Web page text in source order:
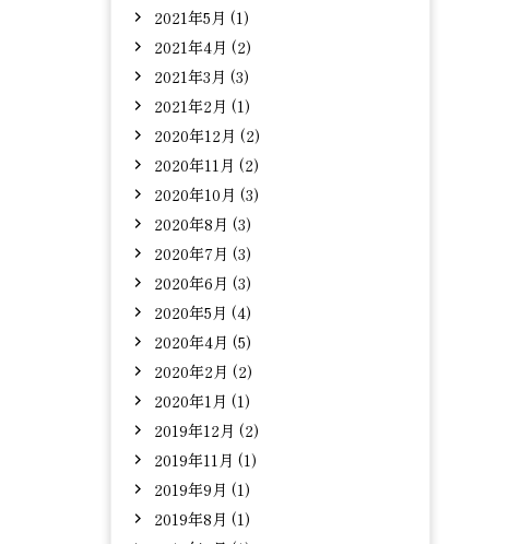
2021年5月 (1)
2021年4月 (2)
2021年3月 (3)
2021年2月 (1)
2020年12月 (2)
2020年11月 (2)
2020年10月 (3)
2020年8月 (3)
2020年7月 (3)
2020年6月 (3)
2020年5月 (4)
2020年4月 (5)
2020年2月 (2)
2020年1月 (1)
2019年12月 (2)
2019年11月 (1)
2019年9月 (1)
2019年8月 (1)